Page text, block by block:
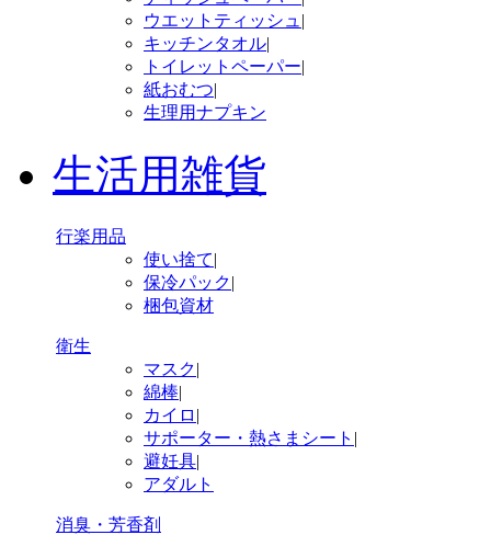
ウエットティッシュ |
キッチンタオル|
トイレットペーパー|
紙おむつ|
生理用ナプキン
生活用雑貨
行楽用品
使い捨て|
保冷パック|
梱包資材
衛生
マスク|
綿棒|
カイロ |
サポーター・熱さまシート |
避妊具|
アダルト
消臭・芳香剤